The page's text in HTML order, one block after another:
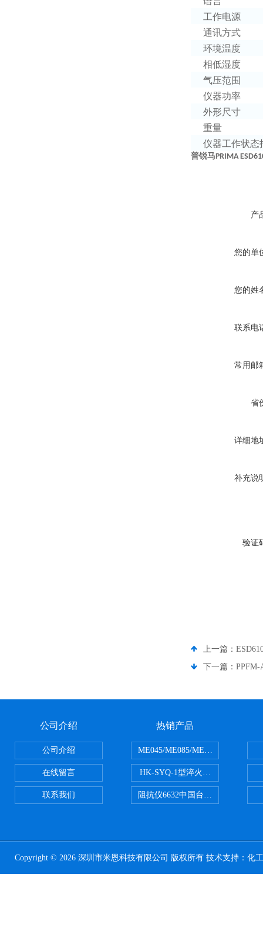
工作电源
通讯方式
环境温度
相低湿度
气压范围
仪器功率
外形尺寸
重量
仪器工作状态
普锐马PRIMA
产
您的单
您的姓
联系电
常用邮
省
详细地
补充说
验证
上一篇：
下一篇： PPFM-
公司介绍
公司介绍
在线留言
联系我们
热销产品
ME045/ME085/ME150ME系列
HK-SYQ-1型淬火介质冷却性能测
阻抗仪6632中国台湾益和
Copyright © 2026 深圳市米恩科技有限公司 版权所有 技术支持： 化